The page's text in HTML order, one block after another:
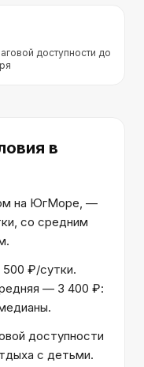
доступности до
в
на ЮгМоре, —
со средним
₽/сутки.
— 3 400 ₽:
доступности
с детьми.